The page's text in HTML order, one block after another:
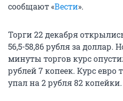
сообщают «Вести».
Торги 22 декабря
56,5-58,86 рубля за доллар.
минуты торгов курс
рублей 7 копеек. Курс евро
упал на 2 рубля 82 копейки.